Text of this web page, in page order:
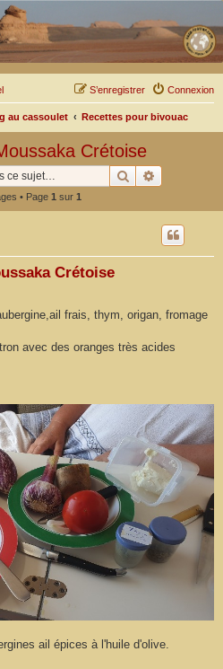
Connexion
S’enregistrer
au cassoulet Recettes pour bivouac
Crétoise
Rechercher
• Page 1 sur 1
Crétoise
frais, thym, origan, fromage
avec des oranges très acides
ail épices à l'huile d'olive.